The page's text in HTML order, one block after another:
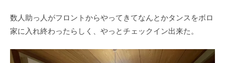
数人助っ人がフロントからやってきてなんとかタンスをボロ
家に入れ終わったらしく、やっとチェックイン出来た。